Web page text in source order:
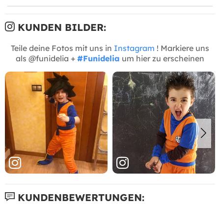
KUNDEN BILDER:
Teile deine Fotos mit uns in Instagram ! Markiere uns
als @funidelia + #Funidelia um hier zu erscheinen
KUNDENBEWERTUNGEN: